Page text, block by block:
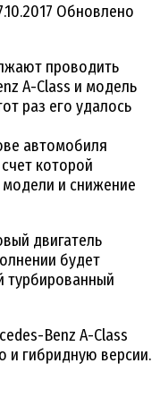
Обновлено
проводить
A-Class и модель
раз его удалось
автомобиля
которой
и снижение
двигатель
будет
турбированный
Benz A-Class
и гибридную версии.